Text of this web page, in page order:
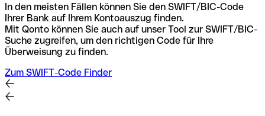
In den meisten Fällen können Sie den SWIFT/BIC-Code
Ihrer Bank auf Ihrem Kontoauszug finden.
Mit Qonto können Sie auch auf unser Tool zur SWIFT/BIC-
Suche zugreifen, um den richtigen Code für Ihre
Überweisung zu finden.
Zum SWIFT-Code Finder